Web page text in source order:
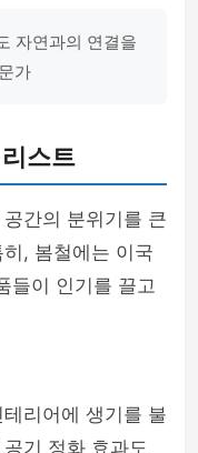
자연과의 연결을
가
스트
간의 분위기를 큰
, 봄철에는 이국
들이 인기를 끌고
리어에 생기를 불
기 정화 효과도